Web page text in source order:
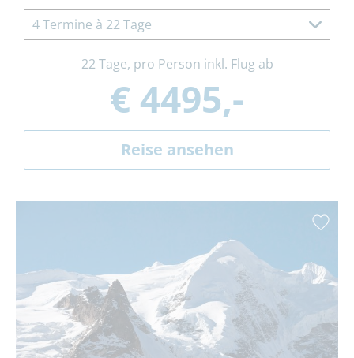
4 Termine à 22 Tage
22 Tage, pro Person inkl. Flug ab
€ 4495,-
Reise ansehen